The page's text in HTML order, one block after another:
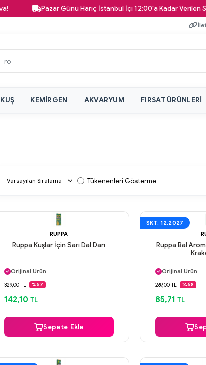
Pazar Günü Hariç İstanbul İçi 12:00'a Kadar Verilen
KUŞ KEMIRGEN AKVARYUM FIRSAT ÜRÜNLERI
Tükenenleri Gösterme
RUPPA
Ruppa Kuşlar İçin Sarı Dal Darı
Orijinal Ürün
Güvenli Ödeme
329,00 TL %57
142,10 TL
Sepete Ekle
SKT: 12.2027
Ruppa Bal
Orijinal Ürün
Güvenli Ödeme
269,00 TL %68
85,71 TL